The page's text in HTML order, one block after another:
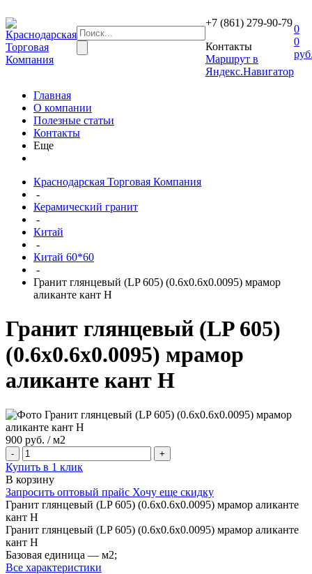
+7 (861) 279-90-79
Контакты
Маршрут в
Яндекс.Навигатор
0
0
Главная
О компании
Полезные статьи
Контакты
Еще
Краснодарская Торговая Компания
-
Керамический гранит
-
Китай
-
Китай 60*60
-
Гранит глянцевый (LP 605) (0.6х0.6х0.0095) мрамор
аликанте кант Н
Гранит глянцевый (LP 605)
(0.6х0.6х0.0095) мрамор
аликанте кант Н
900 руб. / м2
- +
Купить в 1 клик
В корзину
Запросить оптовый прайс Хочу еще скидку
Гранит глянцевый (LP 605) (0.6х0.6х0.0095) мрамор аликанте
кант Н
Гранит глянцевый (LP 605) (0.6х0.6х0.0095) мрамор аликанте
кант Н
Базовая единица — м2;
Все характеристики